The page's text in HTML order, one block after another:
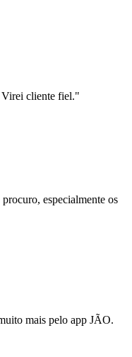
Virei cliente fiel."
especialmente os
mais pelo app JÃO.